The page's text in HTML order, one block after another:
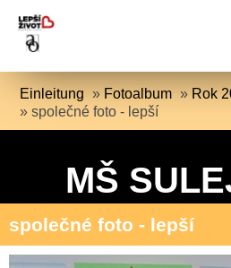
Einleitung » Fotoalbum » Rok
»společné foto - lepší
MŠ
společné foto - lepší